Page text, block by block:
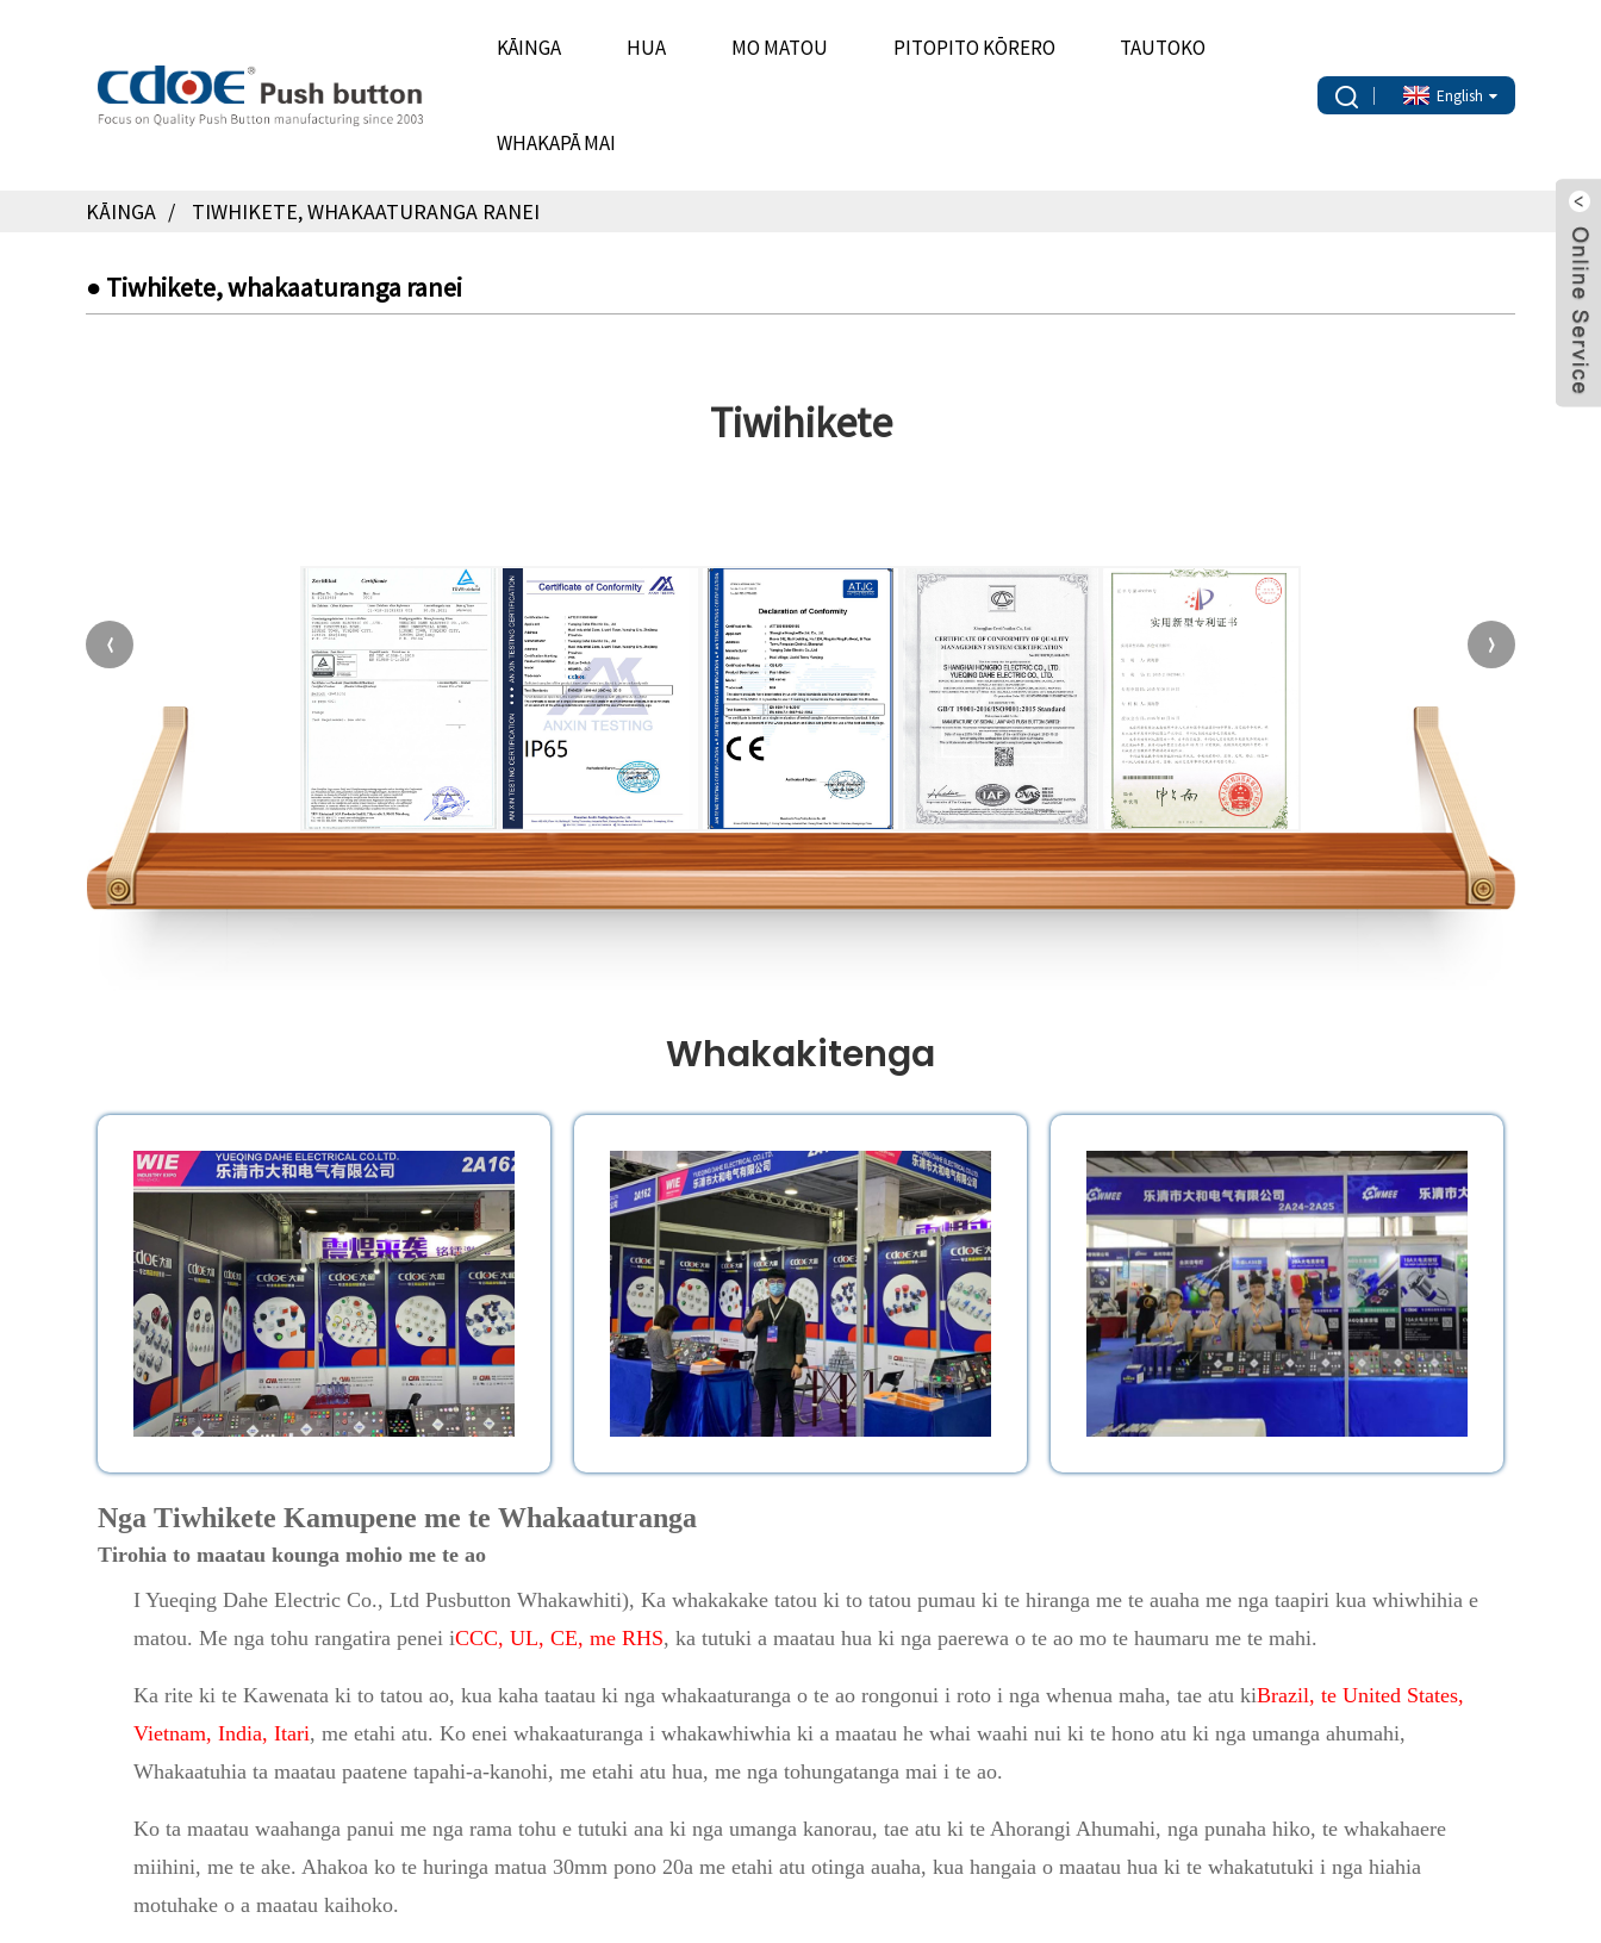
KĀINGA HUA MO MATOU PITOPITO KŌRERO TAUTOKO
WHAKAPĀ MAI
English
KĀINGA TIWHIKETE, WHAKAATURANGA RANEI
● Tiwhikete, whakaaturanga ranei
Tiwihikete
Whakakitenga
Nga Tiwhikete Kamupene me te Whakaaturanga
Tirohia to maatau kounga mohio me te ao
I Yueqing Dahe Electric Co., Ltd Pusbutton Whakawhiti), Ka whakakake tatou ki to tatou pumau ki te hiranga me te auaha me nga taapiri kua whiwhihia e
matou. Me nga tohu rangatira penei iCCC, UL, CE, me RHS, ka tutuki a maatau hua ki nga paerewa o te ao mo te haumaru me te mahi.
Ka rite ki te Kawenata ki to tatou ao, kua kaha taatau ki nga whakaaturanga o te ao rongonui i roto i nga whenua maha, tae atu kiBrazil, te United States,
Vietnam, India, Itari, me etahi atu. Ko enei whakaaturanga i whakawhiwhia ki a maatau he whai waahi nui ki te hono atu ki nga umanga ahumahi,
Whakaatuhia ta maatau paatene tapahi-a-kanohi, me etahi atu hua, me nga tohungatanga mai i te ao.
Ko ta maatau waahanga panui me nga rama tohu e tutuki ana ki nga umanga kanorau, tae atu ki te Ahorangi Ahumahi, nga punaha hiko, te whakahaere
miihini, me te ake. Ahakoa ko te huringa matua 30mm pono 20a me etahi atu otinga auaha, kua hangaia o maatau hua ki te whakatutuki i nga hiahia
motuhake o a maatau kaihoko.